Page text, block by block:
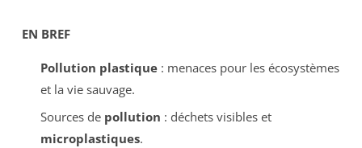
EN BREF
Pollution plastique: menaces pour les écosystèmes
et la vie sauvage.
Sources de pollution : déchets visibles et
microplastiques.